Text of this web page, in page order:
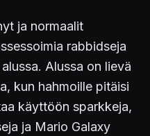
ja normaalit
rabbidseja
Alussa on lievä
kun hahmoille pitäisi
käyttöön sparkkeja,
ja Mario Galaxy